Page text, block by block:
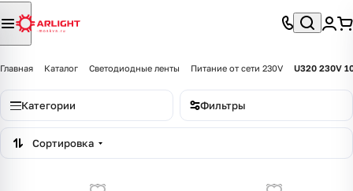
Главная Каталог Светодиодные ленты Питание от сети 230V U320 230V
Категории Фильтры
Сортировка